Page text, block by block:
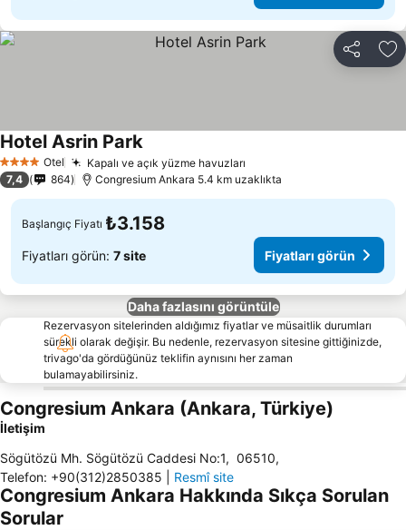
Paylaş
4 Yıldız Otel Kapalı ve açık yüzme havuzları
Hotel Asrin Park
7,4 864 Congresium Ankara 5.4 km uzaklıkta
Başlangıç Fiyatı ₺3.158
Fiyatları görün: 7 site Fiyatları görün
Daha fazlasını görüntüle
Rezervasyon sitelerinden aldığımız fiyatlar ve müsaitlik durumları
sürekli olarak değişir. Bu nedenle, rezervasyon sitesine gittiğinizde,
trivago'da gördüğünüz teklifin aynısını her zaman
bulamayabilirsiniz.
Congresium Ankara (Ankara, Türkiye)
İletişim
Sögütözü Mh. Sögütözü Caddesi No:1, 06510,
Telefon: +90(312)2850385 Resmî site
Congresium Ankara Hakkında Sıkça Sorulan
Sorular